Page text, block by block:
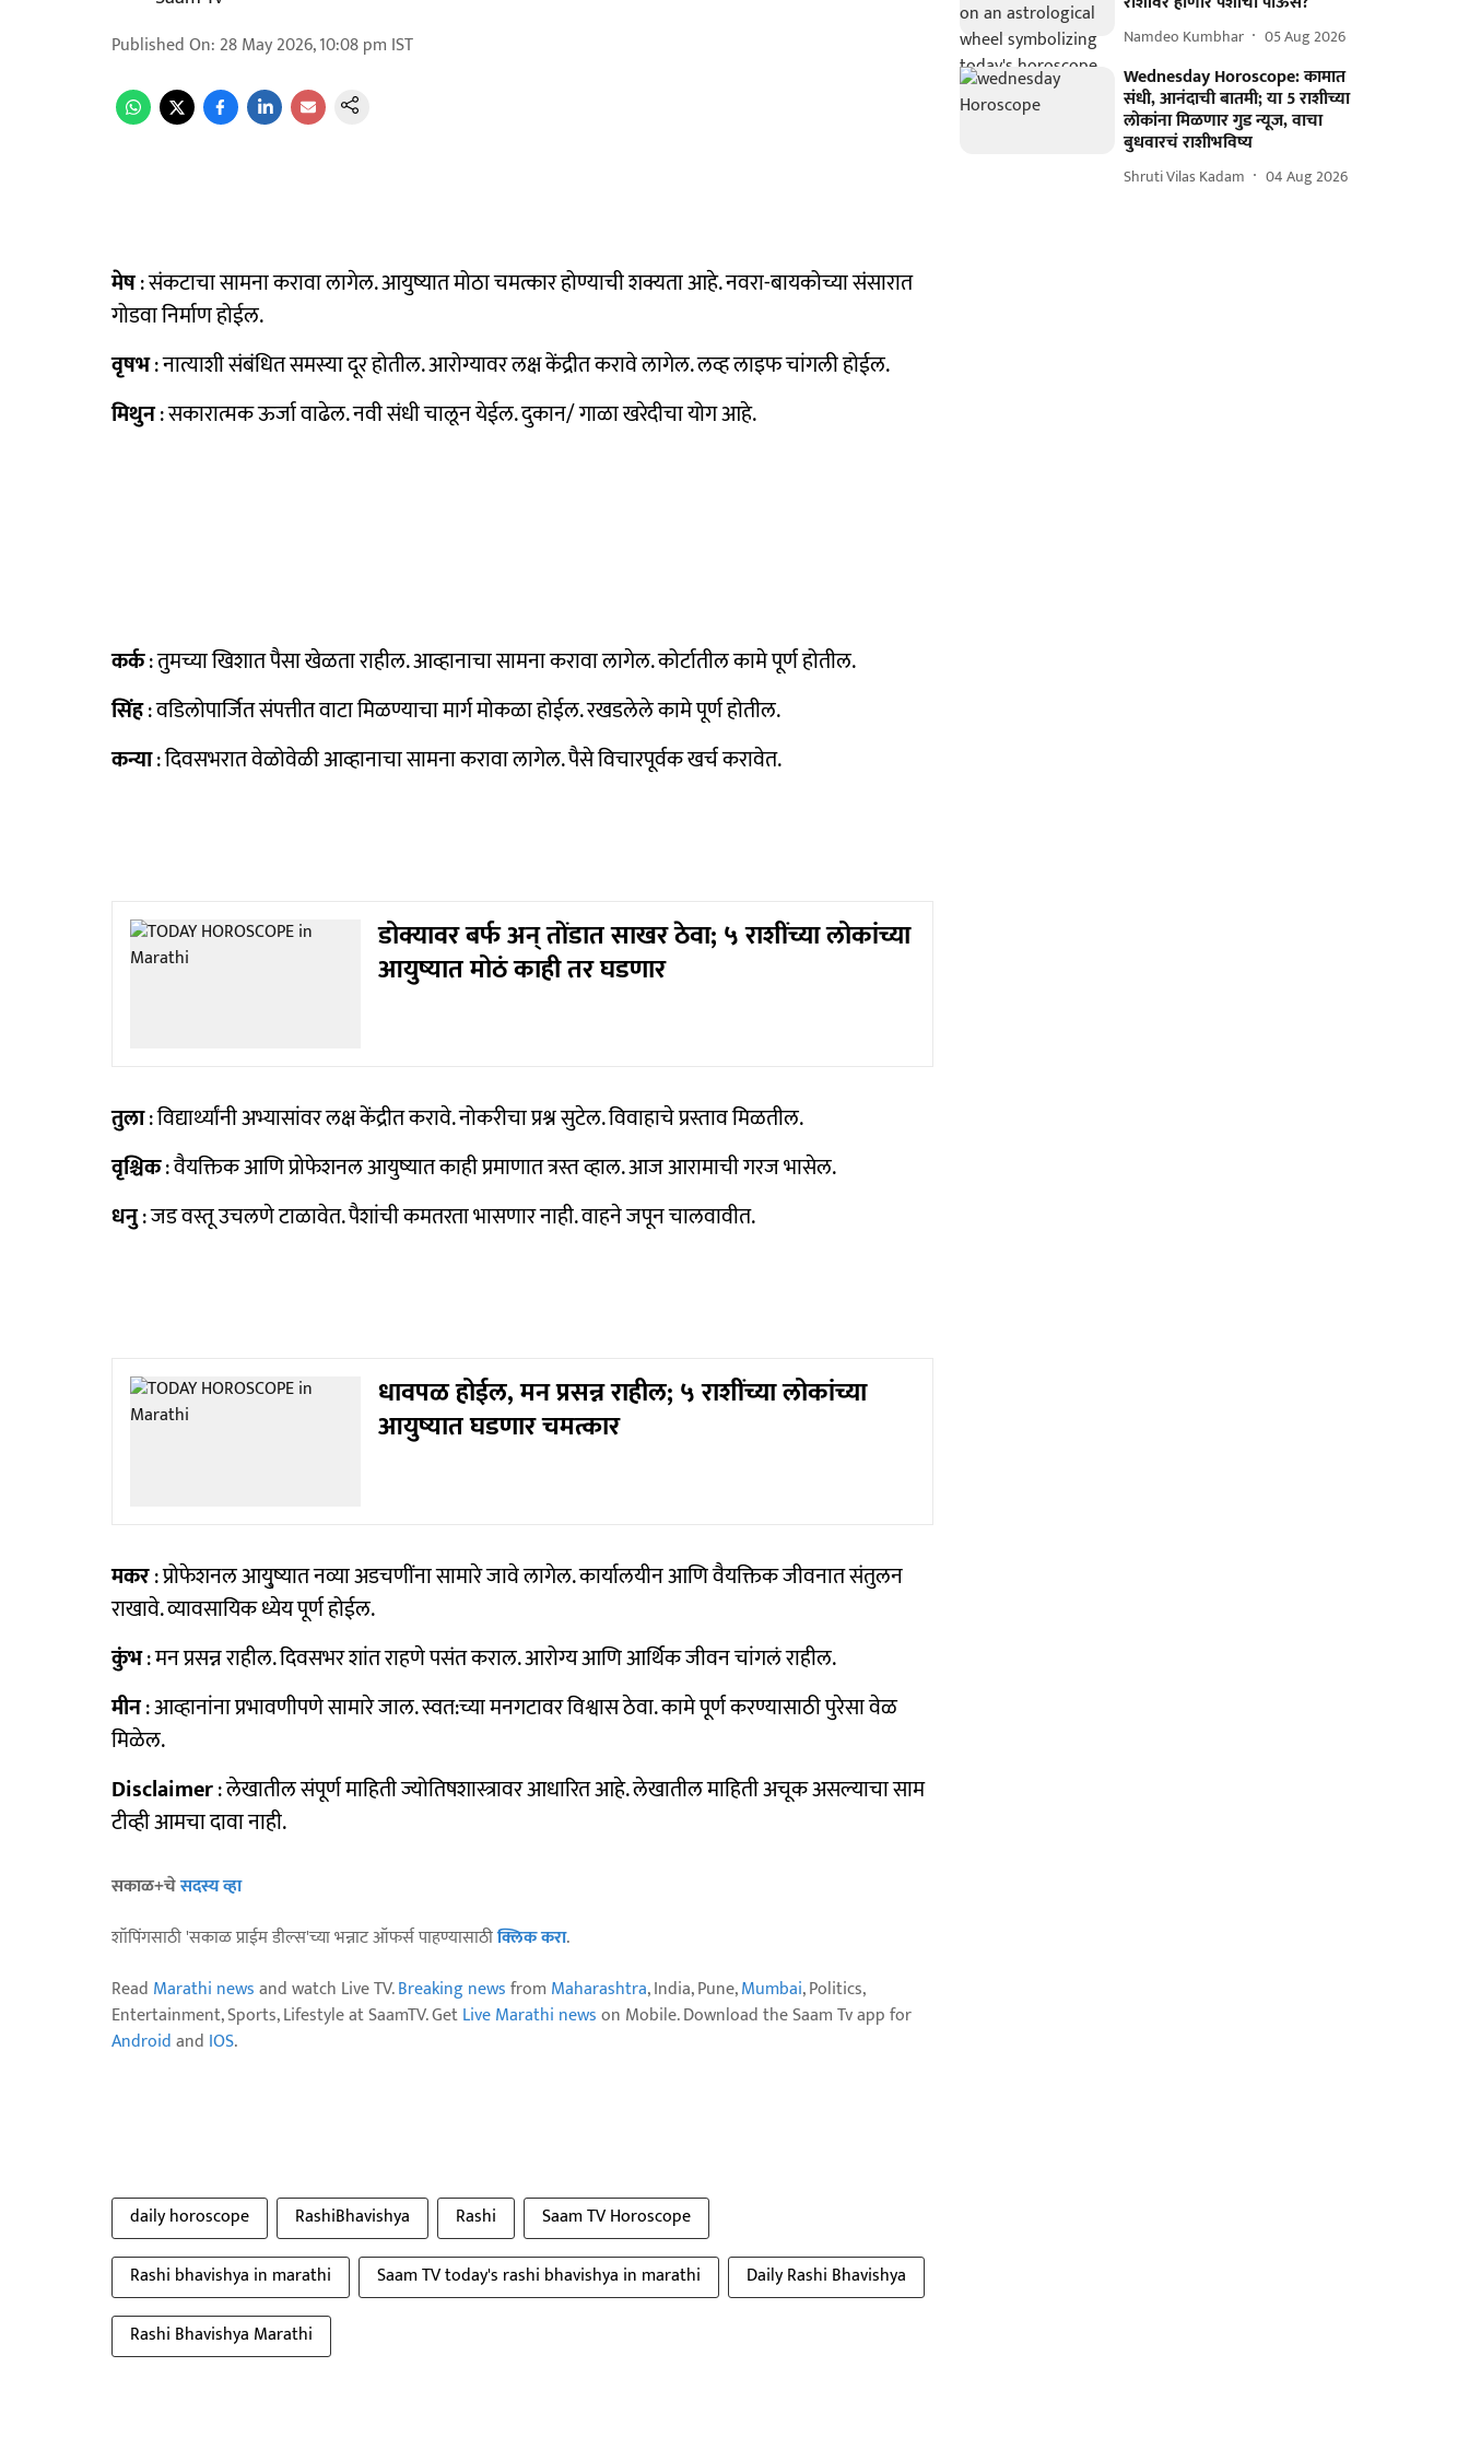
Published On: 28 May 2026, 10:08 pm IST
मेष: संकटाचा सामना करावा लागेल. आयुष्यात मोठा चमत्कार होण्याची शक्यता आहे. नवरा-बायकोच्या संसारात
गोडवा निर्माण होईल.
वृषभ: नात्याशी संबंधित समस्या दूर होतील. आरोग्यावर लक्ष केंद्रीत करावे लागेल. लव्ह लाइफ चांगली होईल.
मिथुन: सकारात्मक ऊर्जा वाढेल. नवी संधी चालून येईल. दुकान/ गाळा खरेदीचा योग आहे.
कर्क: तुमच्या खिशात पैसा खेळता राहील. आव्हानाचा सामना करावा लागेल. कोर्टातील कामे पूर्ण होतील.
सिंह: वडिलोपार्जित संपत्तीत वाटा मिळण्याचा मार्ग मोकळा होईल. रखडलेले कामे पूर्ण होतील.
कन्या: दिवसभरात वेळोवेळी आव्हानाचा सामना करावा लागेल. पैसे विचारपूर्वक खर्च करावेत.
डोक्यावर बर्फ अन् तोंडात साखर ठेवा; ५ राशींच्या लोकांच्या
आयुष्यात मोठं काही तर घडणार
तुला: विद्यार्थ्यांनी अभ्यासांवर लक्ष केंद्रीत करावे. नोकरीचा प्रश्न सुटेल. विवाहाचे प्रस्ताव मिळतील.
वृश्चिक: वैयक्तिक आणि प्रोफेशनल आयुष्यात काही प्रमाणात त्रस्त व्हाल. आज आरामाची गरज भासेल.
धनु: जड वस्तू उचलणे टाळावेत. पैशांची कमतरता भासणार नाही. वाहने जपून चालवावीत.
धावपळ होईल, मन प्रसन्न राहील; ५ राशींच्या लोकांच्या
आयुष्यात घडणार चमत्कार
मकर: प्रोफेशनल आयु्ष्यात नव्या अडचणींना सामारे जावे लागेल. कार्यालयीन आणि वैयक्तिक जीवनात संतुलन
राखावे. व्यावसायिक ध्येय पूर्ण होईल.
कुंभ: मन प्रसन्न राहील. दिवसभर शांत राहणे पसंत कराल. आरोग्य आणि आर्थिक जीवन चांगलं राहील.
मीन: आव्हानांना प्रभावणीपणे सामारे जाल. स्वत:च्या मनगटावर विश्वास ठेवा. कामे पूर्ण करण्यासाठी पुरेसा वेळ
मिळेल.
Disclaimer: लेखातील संपूर्ण माहिती ज्योतिषशास्त्रावर आधारित आहे. लेखातील माहिती अचूक असल्याचा साम
टीव्ही आमचा दावा नाही.
सकाळ+चेसदस्य व्हा
शॉपिंगसाठी 'सकाळ प्राईम डील्स'च्या भन्नाट ऑफर्स पाहण्यासाठीक्लिक करा.
Read Marathi newsand watch Live TV.Breaking newsfrom Maharashtra, India, Pune,Mumbai, Politics,
Entertainment, Sports, Lifestyle at SaamTV. GetLive Marathi newson Mobile. Download the Saam Tv app for
Androidand IOS.
daily horoscope RashiBhavishya Rashi
Saam TV Horoscope
Rashi bhavishya in marathi
Saam TV today's rashi bhavishya in marathi
Daily Rashi Bhavishya
Rashi Bhavishya Marathi
Namdeo Kumbhar 05 Aug 2026
Wednesday Horoscope: कामात
संधी, आनंदाची बातमी; या 5 राशीच्या
लोकांना मिळणार गुड न्यूज, वाचा
बुधवारचं राशीभविष्य
Shruti Vilas Kadam 04 Aug 2026